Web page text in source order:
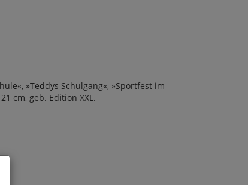
»Teddys Schulgang«, »Sportfest im
cm, geb. Edition XXL.